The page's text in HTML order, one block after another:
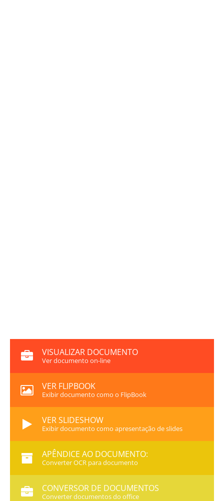
VISUALIZAR DOCUMENTO
Ver documento on-line
VER FLIPBOOK
Exibir documento como o FlipBook
VER SLIDESHOW
Exibir documento como apresentação de slides
APÊNDICE AO DOCUMENTO:
Converter OCR para documento
CONVERSOR DE DOCUMENTOS
Converter documentos do office